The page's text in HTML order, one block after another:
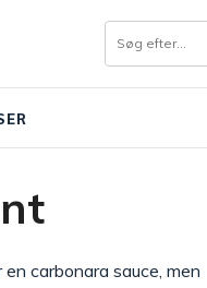
carbonara sauce, men